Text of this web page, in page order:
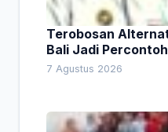
Terobosan
Bali Jadi
Pembiayaan Daerah
7 Agustus 2026